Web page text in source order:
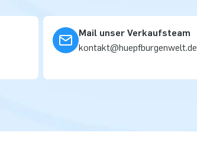
Mail unser Verkaufsteam
kontakt@huepfburgenwelt.de